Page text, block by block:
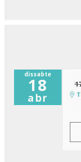
dissabte
18
abr